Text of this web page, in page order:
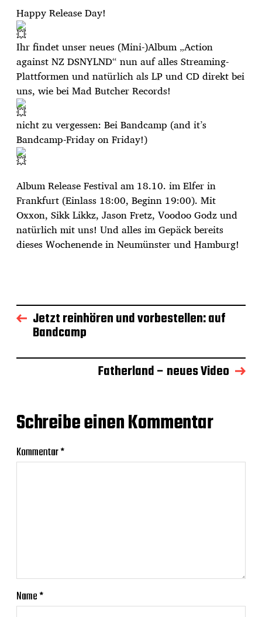
t
r
a
g
s
d
a
t
u
m
Happy Release Day!
Ihr findet unser neues (Mini-)Album „Action
against NZ DSNYLND“ nun auf alles Streaming-
Plattformen und natürlich als LP und CD direkt bei
uns, wie bei Mad Butcher Records!
nicht zu vergessen: Bei Bandcamp (and it’s
Bandcamp-Friday on Friday!)
Album Release Festival am 18.10. im Elfer in
Frankfurt (Einlass 18:00, Beginn 19:00). Mit
Oxxon, Sikk Likkz, Jason Fretz, Voodoo Godz und
natürlich mit uns! Und alles im Gepäck bereits
dieses Wochenende in Neumünster und Hamburg!
Jetzt reinhören und vorbestellen: auf
Bandcamp
Fatherland – neues Video
Schreibe einen Kommentar
Kommentar*
Name*